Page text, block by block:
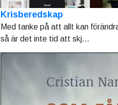
Krisberedskap
Med tanke på att allt kan
så är det inte tid att skj...